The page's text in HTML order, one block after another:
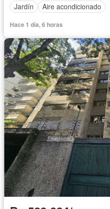
Jardín
Aire acondicionado
Hace 1 día, 6 horas